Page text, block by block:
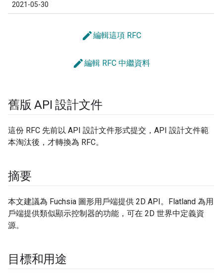
2021-05-30
edit編輯這項 RFC
edit編輯 RFC 中繼資料
舊版 API 設計文件
這份 RFC 先前以 API 設計文件形式提交，API 設計文件範
本淘汰後，才轉換為 RFC。
摘要
本文建議為 Fuchsia 圖形用戶端提供 2D API。Flatland 為用
戶端提供類似顯示控制器的功能，可在 2D 世界中定義資
源。
目標和用途